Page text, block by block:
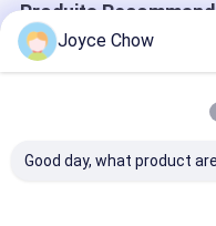
Produits
Joyce Chow
Good day, what product